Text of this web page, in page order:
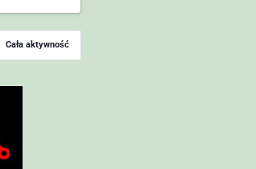
Cała aktywność